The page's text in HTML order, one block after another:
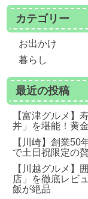
カテゴリー
お出かけ
暮らし
最近の投稿
【富津グルメ】
丼」を堪能！黄
【川崎】創業50
で土日祝限定の
【川越グルメ】
店」を徹底レビ
飯が絶品